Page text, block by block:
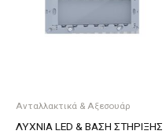
Ανταλλακτικά & Αξεσουάρ
ΛΥΧΝΙΑ LED & ΒΑΣΗ ΣΤΗΡΙΞΗΣ